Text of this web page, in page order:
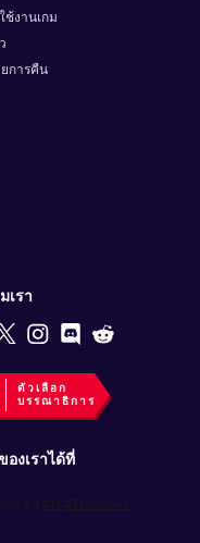
ช้งานเกม
การคืน
เรา
ตัวเลือก
บรรณาธิการ
องเราได้ที่